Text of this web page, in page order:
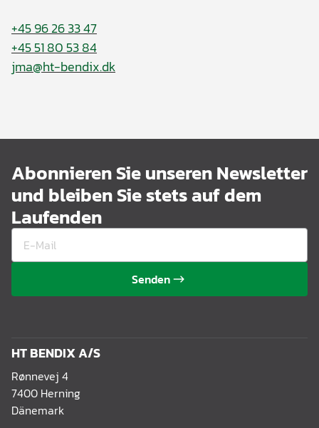
+45 96 26 33 47
+45 51 80 53 84
jma@ht-bendix.dk
Abonnieren Sie unseren Newsletter
und bleiben Sie stets auf dem
Laufenden
Senden
HT BENDIX A/S
Rønnevej 4
7400 Herning
Dänemark